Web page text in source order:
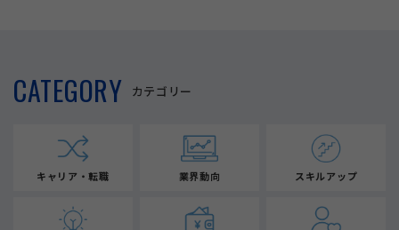
CATEGORY カテゴリー
キャリア・転職 業界動向 スキルアップ